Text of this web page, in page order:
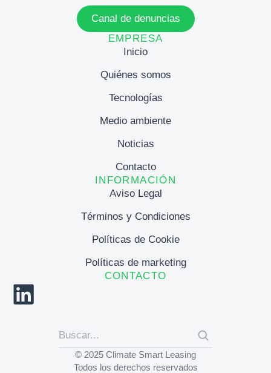
Canal de denuncias
EMPRESA
Inicio
Quiénes somos
Tecnologías
Medio ambiente
Noticias
Contacto
INFORMACIÓN
Aviso Legal
Términos y Condiciones
Políticas de Cookie
Políticas de marketing
CONTACTO
© 2025 Climate Smart Leasing
Todos los derechos reservados